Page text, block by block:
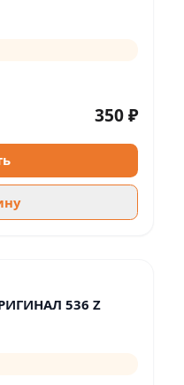
350 ₽
536 Z